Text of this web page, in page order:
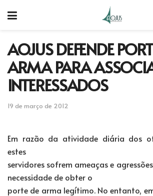
AOJUS DEFENDE
ARMA PARA
INTERESSADOS
19 de março de 2012
Em razão da atividade diária dos
estes
servidores sofrem ameaças e
necessidade de obter o
porte de arma legítimo. No entanto,